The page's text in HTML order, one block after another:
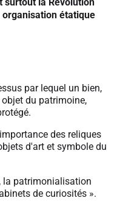
étatique
par lequel un bien,
du patrimoine,
des reliques
d'art et symbole du
la patrimonialisation
de curiosités ».